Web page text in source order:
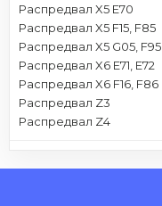
Распредвал X5 E70
Распредвал X5 F15, F85
Распредвал X5 G05, F95
Распредвал X6 E71, E72
Распредвал X6 F16, F86
Распредвал Z3
Распредвал Z4